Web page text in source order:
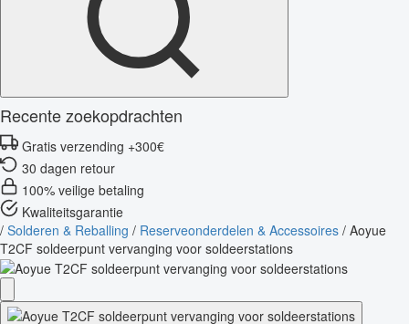
Recente zoekopdrachten
Gratis verzending +300€
30 dagen retour
100% veilige betaling
Kwaliteitsgarantie
/ Solderen & Reballing / Reserveonderdelen & Accessoires / Aoyue
T2CF soldeerpunt vervanging voor soldeerstations